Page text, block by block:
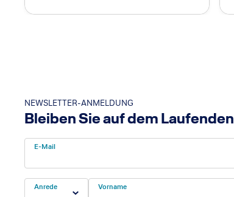
NEWSLETTER-ANMELDUNG
Bleiben Sie auf dem Laufenden
E-Mail
Anrede Vorname